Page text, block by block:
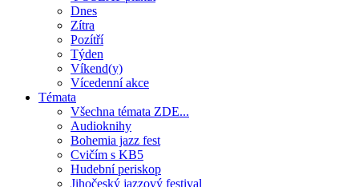
Dnes
Zítra
Pozítří
Týden
Víkend(y)
Vícedenní akce
Témata
Všechna témata ZDE...
Audioknihy
Bohemia jazz fest
Cvičím s KB5
Hudební periskop
Jihočeský jazzový festival